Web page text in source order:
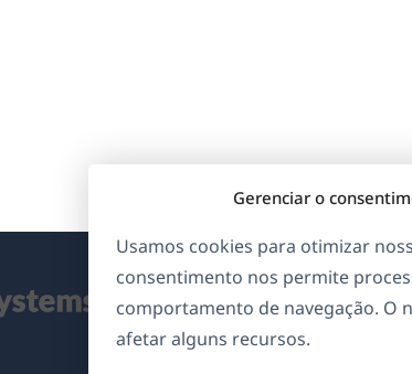
Gerenciar o
Usamos cookies para otimizar
consentimento nos permite
comportamento de navegação. O
afetar alguns recursos.GDPR & Política de